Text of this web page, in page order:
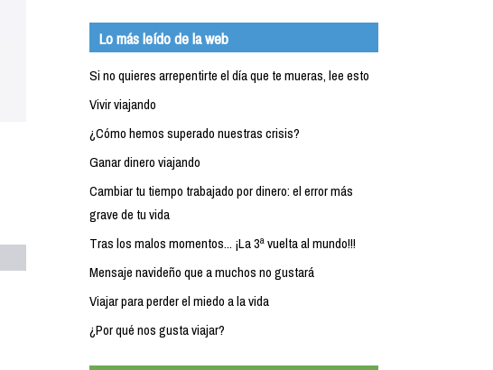
Lo más leído de la web
Si no quieres arrepentirte el día que te mueras, lee esto
Vivir viajando
¿Cómo hemos superado nuestras crisis?
Ganar dinero viajando
Cambiar tu tiempo trabajado por dinero: el error más
grave de tu vida
Tras los malos momentos... ¡La 3ª vuelta al mundo!!!
Mensaje navideño que a muchos no gustará
Viajar para perder el miedo a la vida
¿Por qué nos gusta viajar?